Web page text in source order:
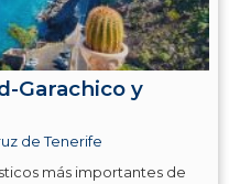
Garachico y
de Tenerife
más importantes de